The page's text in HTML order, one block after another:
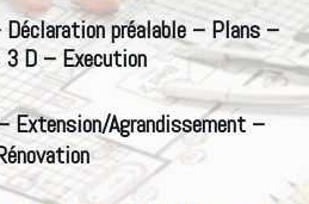
préalable – Plans –
D – Execution
Extension/Agrandissement –